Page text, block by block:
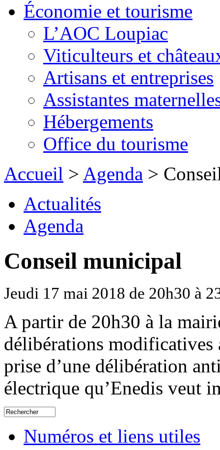
Économie et tourisme
L’AOC Loupiac
Viticulteurs et
Artisans et entreprises
Assistantes
Hébergements
Office du tourisme
Accueil > Agenda >
Actualités
Agenda
Conseil municipal
Jeudi 17 mai 2018 de 20h30 à
A partir de 20h30 à la
délibérations modificatives
prise d’une délibération
électrique qu’Enedis veut
Numéros et liens utiles